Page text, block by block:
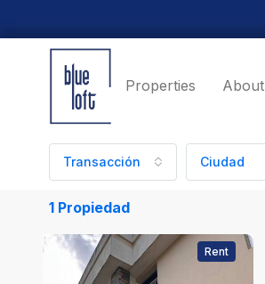
Properties
Transacción Ciudad
1 Propiedad
Rent